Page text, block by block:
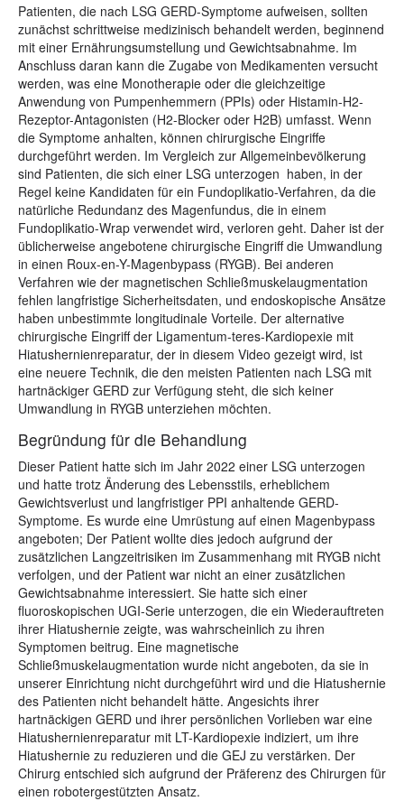
Patienten, die nach LSG GERD-Symptome aufweisen, sollten
zunächst schrittweise medizinisch behandelt werden, beginnend
mit einer Ernährungsumstellung und Gewichtsabnahme. Im
Anschluss daran kann die Zugabe von Medikamenten versucht
werden, was eine Monotherapie oder die gleichzeitige
Anwendung von Pumpenhemmern (PPIs) oder Histamin-H2-
Rezeptor-Antagonisten (H2-Blocker oder H2B) umfasst. Wenn
die Symptome anhalten, können chirurgische Eingriffe
durchgeführt werden. Im Vergleich zur Allgemeinbevölkerung
sind Patienten, die sich einer LSG unterzogen haben, in der
Regel keine Kandidaten für ein Fundoplikatio-Verfahren, da die
natürliche Redundanz des Magenfundus, die in einem
Fundoplikatio-Wrap verwendet wird, verloren geht. Daher ist der
üblicherweise angebotene chirurgische Eingriff die Umwandlung
in einen Roux-en-Y-Magenbypass (RYGB). Bei anderen
Verfahren wie der magnetischen Schließmuskelaugmentation
fehlen langfristige Sicherheitsdaten, und endoskopische Ansätze
haben unbestimmte longitudinale Vorteile. Der alternative
chirurgische Eingriff der Ligamentum-teres-Kardiopexie mit
Hiatushernienreparatur, der in diesem Video gezeigt wird, ist
eine neuere Technik, die den meisten Patienten nach LSG mit
hartnäckiger GERD zur Verfügung steht, die sich keiner
Umwandlung in RYGB unterziehen möchten.
Begründung für die Behandlung
Dieser Patient hatte sich im Jahr 2022 einer LSG unterzogen
und hatte trotz Änderung des Lebensstils, erheblichem
Gewichtsverlust und langfristiger PPI anhaltende GERD-
Symptome. Es wurde eine Umrüstung auf einen Magenbypass
angeboten; Der Patient wollte dies jedoch aufgrund der
zusätzlichen Langzeitrisiken im Zusammenhang mit RYGB nicht
verfolgen, und der Patient war nicht an einer zusätzlichen
Gewichtsabnahme interessiert. Sie hatte sich einer
fluoroskopischen UGI-Serie unterzogen, die ein Wiederauftreten
ihrer Hiatushernie zeigte, was wahrscheinlich zu ihren
Symptomen beitrug. Eine magnetische
Schließmuskelaugmentation wurde nicht angeboten, da sie in
unserer Einrichtung nicht durchgeführt wird und die Hiatushernie
des Patienten nicht behandelt hätte. Angesichts ihrer
hartnäckigen GERD und ihrer persönlichen Vorlieben war eine
Hiatushernienreparatur mit LT-Kardiopexie indiziert, um ihre
Hiatushernie zu reduzieren und die GEJ zu verstärken. Der
Chirurg entschied sich aufgrund der Präferenz des Chirurgen für
einen robotergestützten Ansatz.